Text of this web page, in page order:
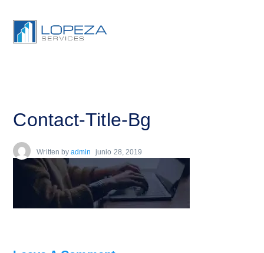
Contact-Title-Bg
Written by admin junio 28, 2019